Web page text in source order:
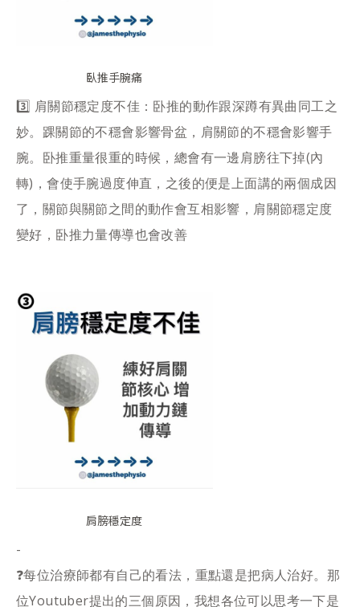
臥推手腕痛
3️⃣ 肩關節穩定度不佳：卧推的動作跟深蹲有異曲同工之
妙。踝關節的不穩會影響骨盆，肩關節的不穩會影響手
腕。卧推重量很重的時候，總會有一邊肩膀往下掉(內
轉)，會使手腕過度伸直，之後的便是上面講的兩個成因
了，關節與關節之間的動作會互相影響，肩關節穩定度
變好，卧推力量傳導也會改善
肩膀穩定度
-
❓每位治療師都有自己的看法，重點還是把病人治好。那
位Youtuber提出的三個原因，我想各位可以思考一下是